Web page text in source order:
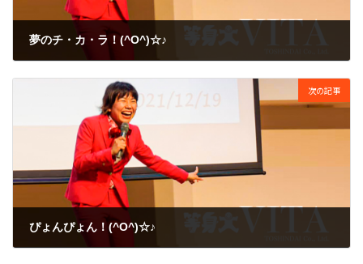
夢のチ・カ・ラ！(^O^)☆♪
次の記事
ぴょんぴょん！(^O^)☆♪